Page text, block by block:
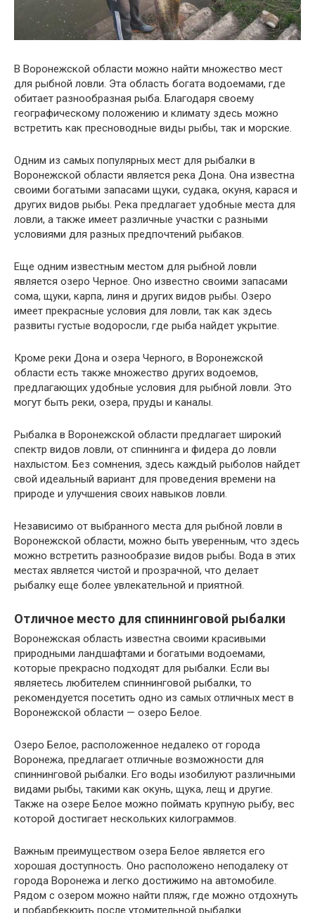
В Воронежской области можно найти множество мест
для рыбной ловли. Эта область богата водоемами, где
обитает разнообразная рыба. Благодаря своему
географическому положению и климату здесь можно
встретить как пресноводные виды рыбы, так и морские.
Одним из самых популярных мест для рыбалки в
Воронежской области является река Дона. Она известна
своими богатыми запасами щуки, судака, окуня, карася и
других видов рыбы. Река предлагает удобные места для
ловли, а также имеет различные участки с разными
условиями для разных предпочтений рыбаков.
Еще одним известным местом для рыбной ловли
является озеро Черное. Оно известно своими запасами
сома, щуки, карпа, линя и других видов рыбы. Озеро
имеет прекрасные условия для ловли, так как здесь
развиты густые водоросли, где рыба найдет укрытие.
Кроме реки Дона и озера Черного, в Воронежской
области есть также множество других водоемов,
предлагающих удобные условия для рыбной ловли. Это
могут быть реки, озера, пруды и каналы.
Рыбалка в Воронежской области предлагает широкий
спектр видов ловли, от спиннинга и фидера до ловли
нахлыстом. Без сомнения, здесь каждый рыболов найдет
свой идеальный вариант для проведения времени на
природе и улучшения своих навыков ловли.
Независимо от выбранного места для рыбной ловли в
Воронежской области, можно быть уверенным, что здесь
можно встретить разнообразие видов рыбы. Вода в этих
местах является чистой и прозрачной, что делает
рыбалку еще более увлекательной и приятной.
Отличное место для спиннинговой рыбалки
Воронежская область известна своими красивыми
природными ландшафтами и богатыми водоемами,
которые прекрасно подходят для рыбалки. Если вы
являетесь любителем спиннинговой рыбалки, то
рекомендуется посетить одно из самых отличных мест в
Воронежской области — озеро Белое.
Озеро Белое, расположенное недалеко от города
Воронежа, предлагает отличные возможности для
спиннинговой рыбалки. Его воды изобилуют различными
видами рыбы, такими как окунь, щука, лещ и другие.
Также на озере Белое можно поймать крупную рыбу, вес
которой достигает нескольких килограммов.
Важным преимуществом озера Белое является его
хорошая доступность. Оно расположено неподалеку от
города Воронежа и легко достижимо на автомобиле.
Рядом с озером можно найти пляж, где можно отдохнуть
и побарбекюить после утомительной рыбалки.